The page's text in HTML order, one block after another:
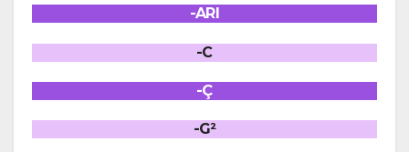
-ARI
-C
-Ç
-G²